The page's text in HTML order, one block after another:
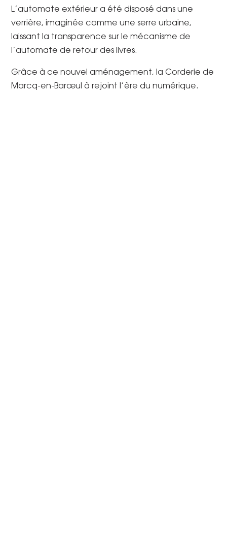
L’automate extérieur a été disposé dans une
verrière, imaginée comme une serre urbaine,
laissant la transparence sur le mécanisme de
l’automate de retour des livres.
Grâce à ce nouvel aménagement, la Corderie de
Marcq-en-Barœul à rejoint l’ère du numérique.